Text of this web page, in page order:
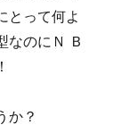
とって何よ
なのにＮ Ｂ
か？